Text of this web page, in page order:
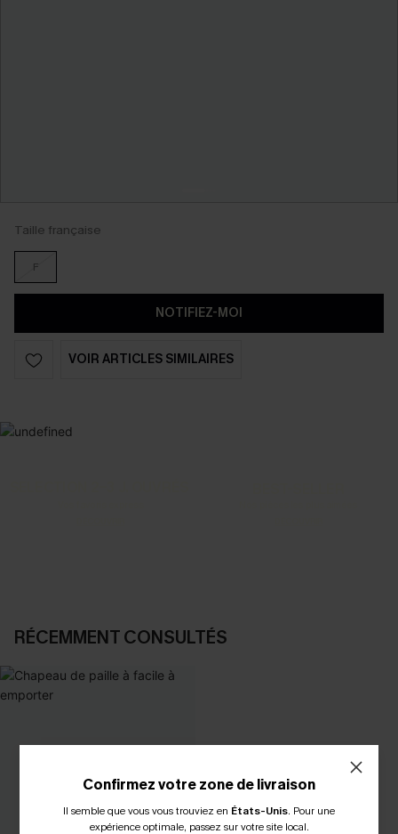
Taille française
F
NOTIFIEZ-MOI
VOIR ARTICLES SIMILAIRES
RÉCEMMENT CONSULTÉS
Confirmez votre zone de livraison
Il semble que vous vous trouviez en États-Unis. Pour une
expérience optimale, passez sur votre site local.